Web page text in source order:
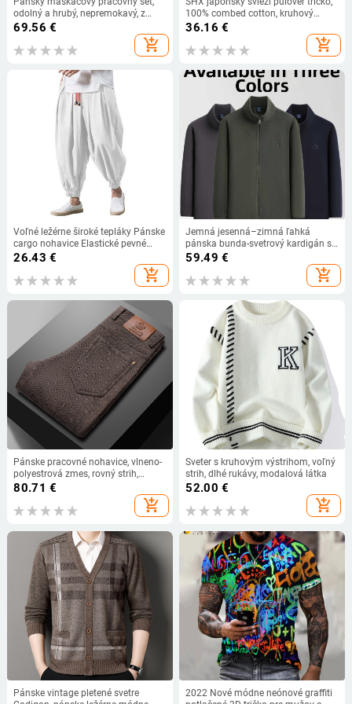
odolný a hrubý, nepremokavý, z
bavlneno‑zmesového materiálu,
vhodný do továrne a práce na
voľnom vzduchu
69.56 €
add_shopping_cart
100% combed cotton, kruhový
výstrih, dlhé rukávy, voľný strih
36.16 €
add_shopping_cart
Voľné ležérne široké tepláky Pánske
cargo nohavice Elastické pevné
nohavice Pánske letné voľné fitness
vrecovité streetwear nohavice
26.43 €
add_shopping_cart
Jemná jesenná–zimná ľahká
pánska bunda-svetrový kardigán so
zipsom a bočným vreckami,
obchodný casual štýl
59.49 €
add_shopping_cart
Pánske pracovné nohavice, vlneno-
polyestrová zmes, rovný strih,
stredná výška pása, s opaskom a
80.71 €
add_shopping_cart
Sveter s kruhovým výstrihom, voľný
strih, dlhé rukávy, modalová látka
52.00 €
add_shopping_cart
Pánske vintage pletené svetre
2022 Nové módne neónové graffiti